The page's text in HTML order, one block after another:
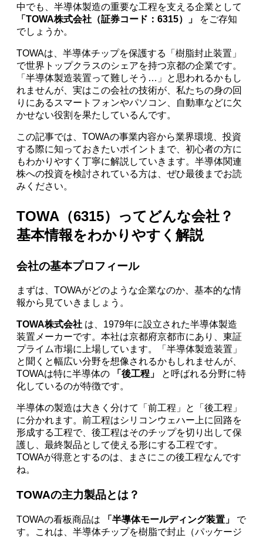
中でも、半導体製造の重要な工程を支える企業として
「TOWA株式会社（証券コード：6315）」
をご存知
でしょうか。
TOWAは、半導体チップを保護する「樹脂封止装置」
で世界トップクラスのシェアを持つ京都の企業です。
「半導体製造装置って難しそう…」と思われるかもし
れませんが、実はこの会社の技術が、私たちの身の回
りにあるスマートフォンやパソコン、自動車などに欠
かせない役割を果たしているんです。
この記事では、TOWAの事業内容から業界環境、投資
する際に知っておきたいポイントまで、初心者の方に
もわかりやすく丁寧に解説していきます。半導体関連
株への投資を検討されている方は、ぜひ最後までお読
みください。
TOWA（6315）ってどんな会社？
基本情報をわかりやすく解説
会社の基本プロフィール
まずは、TOWAがどのような企業なのか、基本的な情
報から見ていきましょう。
TOWA株式会社 は、1979年に設立された半導体製造
装置メーカーです。本社は京都府京都市にあり、東証
プライム市場に上場しています。「半導体製造装置」
と聞くと幅広い分野を想像されるかもしれませんが、
TOWAは特に半導体の
「後工程」
と呼ばれる分野に特
化しているのが特徴です。
半導体の製造は大きく分けて「前工程」と「後工程」
に分かれます。前工程はシリコンウェハー上に回路を
形成する工程で、後工程はそのチップを切り出して保
護し、最終製品として使える形にする工程です。
TOWAが得意とするのは、まさにこの後工程なんです
ね。
TOWAの主力製品とは？
TOWAの看板商品は 「半導体モールディング装置」
で
す。これは、半導体チップを樹脂で封止（パッケージ